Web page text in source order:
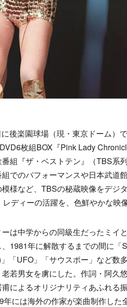
後楽園球場（現・東京ドーム）
枚組BOX『Pink Lady
組『ザ・ベストテン』（TBS系
でのパフォーマンスや日本武道
様など、TBSの秘蔵映像をデジ
レディーの活躍を、色鮮やかな
は中学からの同級生だったミイ
1981年に解散するまでの間に
「UFO」「サウスポー」など数
若男女を虜にした。作詞・阿久
によるオリジナリティあふれる
年には海外の作家が楽曲制作し